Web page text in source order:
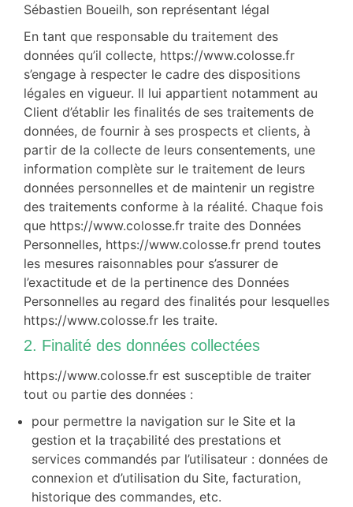
Sébastien Boueilh, son représentant légal
En tant que responsable du traitement des
données qu’il collecte, https://www.colosse.fr
s’engage à respecter le cadre des dispositions
légales en vigueur. Il lui appartient notamment au
Client d’établir les finalités de ses traitements de
données, de fournir à ses prospects et clients, à
partir de la collecte de leurs consentements, une
information complète sur le traitement de leurs
données personnelles et de maintenir un registre
des traitements conforme à la réalité. Chaque fois
que https://www.colosse.fr traite des Données
Personnelles, https://www.colosse.fr prend toutes
les mesures raisonnables pour s’assurer de
l’exactitude et de la pertinence des Données
Personnelles au regard des finalités pour lesquelles
https://www.colosse.fr les traite.
2. Finalité des données collectées
https://www.colosse.fr est susceptible de traiter
tout ou partie des données :
pour permettre la navigation sur le Site et la
gestion et la traçabilité des prestations et
services commandés par l’utilisateur : données de
connexion et d’utilisation du Site, facturation,
historique des commandes, etc.